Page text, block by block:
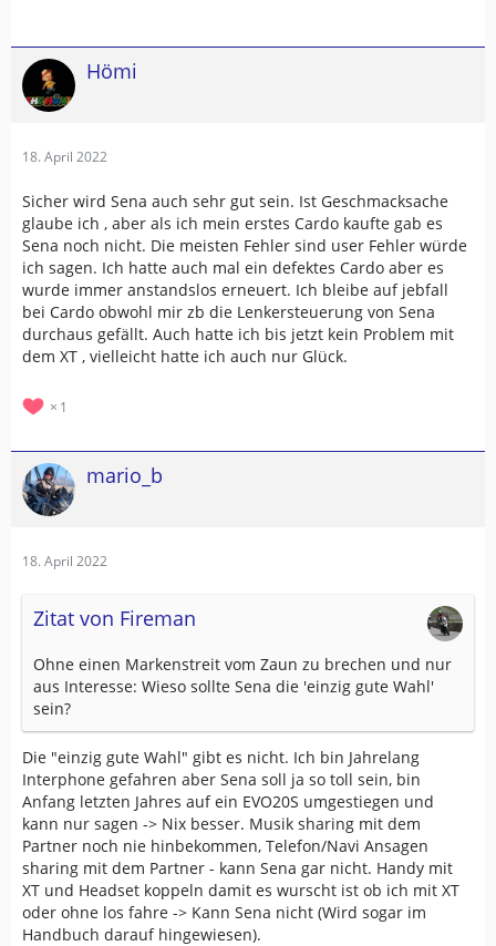
Hömi
18. April 2022
Sicher wird Sena auch sehr gut sein. Ist Geschmacksache
glaube ich , aber als ich mein erstes Cardo kaufte gab es
Sena noch nicht. Die meisten Fehler sind user Fehler würde
ich sagen. Ich hatte auch mal ein defektes Cardo aber es
wurde immer anstandslos erneuert. Ich bleibe auf jebfall
bei Cardo obwohl mir zb die Lenkersteuerung von Sena
durchaus gefällt. Auch hatte ich bis jetzt kein Problem mit
dem XT , vielleicht hatte ich auch nur Glück.
1
mario_b
18. April 2022
Zitat von Fireman
Ohne einen Markenstreit vom Zaun zu brechen und nur
aus Interesse: Wieso sollte Sena die 'einzig gute Wahl'
sein?
Die "einzig gute Wahl" gibt es nicht. Ich bin Jahrelang
Interphone gefahren aber Sena soll ja so toll sein, bin
Anfang letzten Jahres auf ein EVO20S umgestiegen und
kann nur sagen -> Nix besser. Musik sharing mit dem
Partner noch nie hinbekommen, Telefon/Navi Ansagen
sharing mit dem Partner - kann Sena gar nicht. Handy mit
XT und Headset koppeln damit es wurscht ist ob ich mit XT
oder ohne los fahre -> Kann Sena nicht (Wird sogar im
Handbuch darauf hingewiesen).